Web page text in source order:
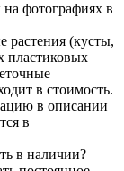
фотографиях в
растения (кусты,
пластиковых
в стоимость.
в описании
в
в наличии?